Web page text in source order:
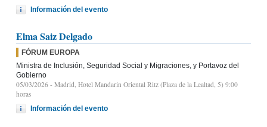
Información del evento
Elma Saiz Delgado
FÓRUM EUROPA
Ministra de Inclusión, Seguridad Social y Migraciones, y Portavoz del
Gobierno
05/03/2026 - Madrid, Hotel Mandarin Oriental Ritz (Plaza de la Lealtad, 5) 9:00
horas
Información del evento